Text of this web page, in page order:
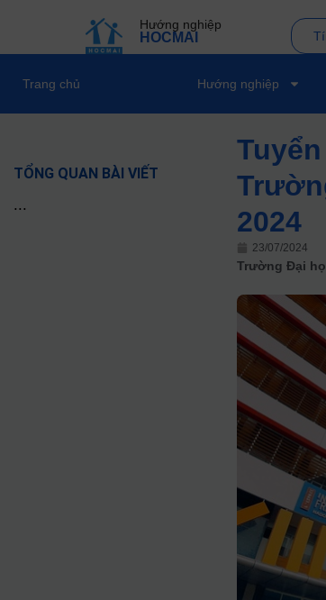
Hướng nghiệp
HOCMAI
Trang chủ Hướng nghiệp
TỔNG QUAN BÀI VIẾT
...
2024
23/07/2024
Trường Đại